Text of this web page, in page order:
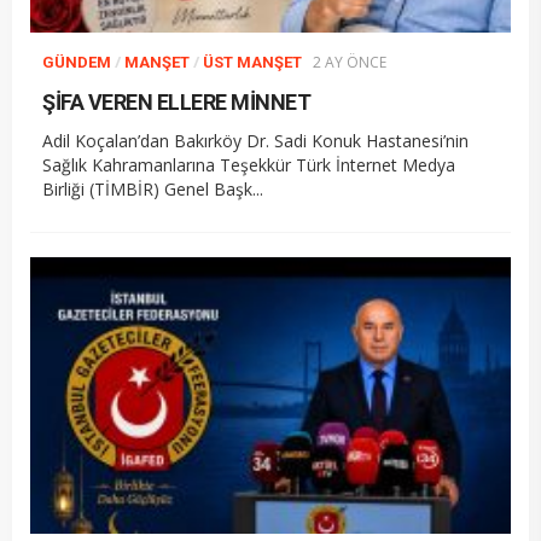
GÜNDEM / MANŞET / ÜST MANŞET 2 AY ÖNCE
ŞİFA VEREN ELLERE MİNNET
Adil Koçalan’dan Bakırköy Dr. Sadi Konuk Hastanesi’nin
Sağlık Kahramanlarına Teşekkür Türk İnternet Medya
Birliği (TİMBİR) Genel Başk...